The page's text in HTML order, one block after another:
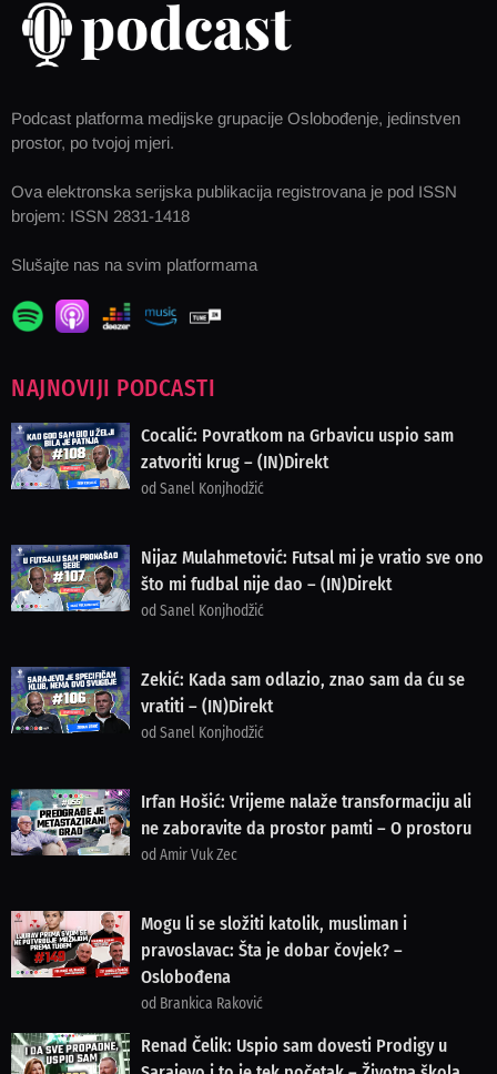
Podcast platforma medijske grupacije Oslobođenje, jedinstven
prostor, po tvojoj mjeri.
Ova elektronska serijska publikacija registrovana je pod ISSN
brojem: ISSN 2831-1418
Slušajte nas na svim platformama
NAJNOVIJI PODCASTI
Cocalić: Povratkom na Grbavicu uspio sam
zatvoriti krug – (IN)Direkt
od Sanel Konjhodžić
Nijaz Mulahmetović: Futsal mi je vratio sve ono
što mi fudbal nije dao – (IN)Direkt
od Sanel Konjhodžić
Zekić: Kada sam odlazio, znao sam da ću se
vratiti – (IN)Direkt
od Sanel Konjhodžić
Irfan Hošić: Vrijeme nalaže transformaciju ali
ne zaboravite da prostor pamti – O prostoru
od Amir Vuk Zec
Mogu li se složiti katolik, musliman i
pravoslavac: Šta je dobar čovjek? –
Oslobođena
od Brankica Raković
Renad Čelik: Uspio sam dovesti Prodigy u